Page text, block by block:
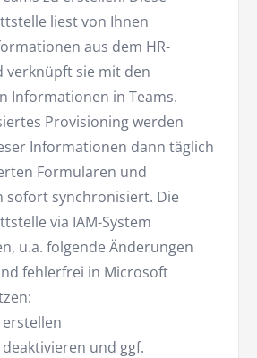
liest von Ihnen
aus dem HR-
verknüpft sie mit den
Informationen in Teams.
Provisioning werden
Informationen dann täglich
Formularen und
sofort synchronisiert. Die
via IAM-System
u.a. folgende Änderungen
fehlerfrei in Microsoft
und ggf.